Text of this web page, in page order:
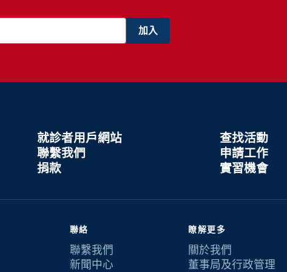
就診者用戶網站
聯繫我們
捐款
查找活動
申請工作
實習機會
聯絡
聯繫我們
新聞中心
瞭解更多
關於我們
董事局及行政管理